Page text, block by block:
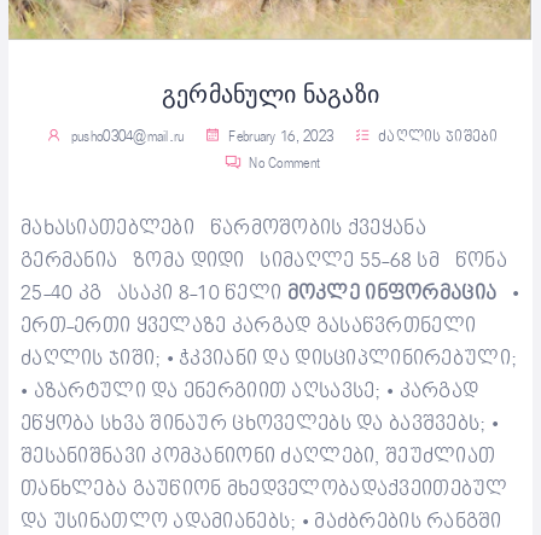
გერმანული ნაგაზი
pusho0304@mail.ru February 16, 2023
ძაღლის ჯიშები
No Comment
მახასიათებლები წარმოშობის ქვეყანა
გერმანია
ზომა დიდი სიმაღლე 55-68 სმ
წონა
25-40 კგ
ასაკი 8-10 წელი მოკლე ინფორმაცია •
ერთ-ერთი ყველაზე კარგად გასაწვრთნელი
ძაღლის ჯიში; • ჭკვიანი და დისციპლინირებული;
• აზარტული და ენერგიით აღსავსე; • კარგად
ეწყობა სხვა შინაურ ცხოველებსდა ბავშვებს; •
შესანიშნავი კომპანიონი ძაღლები, შეუძლიათ
თანხლება გაუწიონ მხედველობადაქვეითებულ
და უსინათლო ადამიანებს; • მაძბრების რანგში